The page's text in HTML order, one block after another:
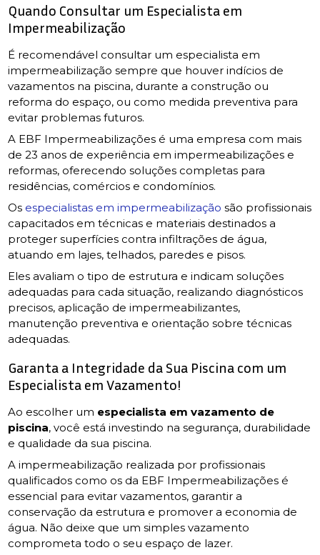
Quando Consultar um Especialista em
Impermeabilização
É recomendável consultar um especialista em
impermeabilização sempre que houver indícios de
vazamentos na piscina, durante a construção ou
reforma do espaço, ou como medida preventiva para
evitar problemas futuros.
A EBF Impermeabilizações é uma empresa com mais
de 23 anos de experiência em impermeabilizações e
reformas, oferecendo soluções completas para
residências, comércios e condomínios.
Os especialistas em impermeabilização são profissionais
capacitados em técnicas e materiais destinados a
proteger superfícies contra infiltrações de água,
atuando em lajes, telhados, paredes e pisos.
Eles avaliam o tipo de estrutura e indicam soluções
adequadas para cada situação, realizando diagnósticos
precisos, aplicação de impermeabilizantes,
manutenção preventiva e orientação sobre técnicas
adequadas.
Garanta a Integridade da Sua Piscina com um
Especialista em Vazamento!
Ao escolher um especialista em vazamento de
piscina, você está investindo na segurança, durabilidade
e qualidade da sua piscina.
A impermeabilização realizada por profissionais
qualificados como os da EBF Impermeabilizações é
essencial para evitar vazamentos, garantir a
conservação da estrutura e promover a economia de
água. Não deixe que um simples vazamento
comprometa todo o seu espaço de lazer.